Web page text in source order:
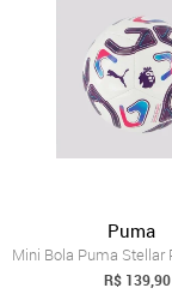
Puma
R$ 139,90